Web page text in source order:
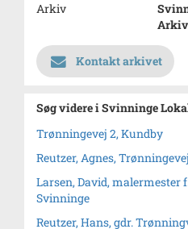
Arkiv
Arkiv
Kontakt arkivet
Søg videre i Svinninge
Trønningevej 2, Kundby
Reutzer, Agnes,
Larsen, David, malermester
Svinninge
Reutzer, Hans, gdr.